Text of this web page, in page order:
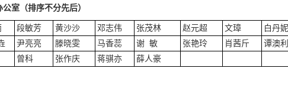
公室（排序不分先后）
段敏芳 黄沙沙 邓志伟 张茂林 赵元超 文璋
白丹妮
尹亮亮 滕晓雯 马香蕊 谢 敏 张艳玲 肖茜斤
谭澳利
曾科 张作庆 蒋骐亦 薛人豪